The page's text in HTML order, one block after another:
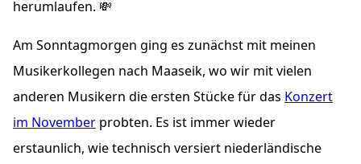
herumlaufen. 💸
Am Sonntagmorgen ging es zunächst mit meinen
Musikerkollegen nach Maaseik, wo wir mit vielen
anderen Musikern die ersten Stücke für das Konzert
im November probten. Es ist immer wieder
erstaunlich, wie technisch versiert niederländische